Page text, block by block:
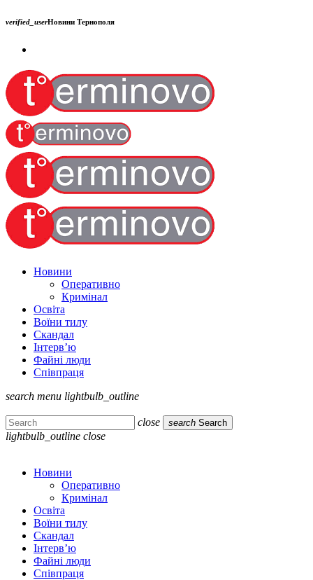
verified_userНовини Тернополя
Новини
Оперативно
Кримінал
Освіта
Воїни тилу
Скандал
Інтерв’ю
Файні люди
Співпраця
search menu lightbulb_outline
close search Search
lightbulb_outline close
Новини
Оперативно
Кримінал
Освіта
Воїни тилу
Скандал
Інтерв’ю
Файні люди
Співпраця